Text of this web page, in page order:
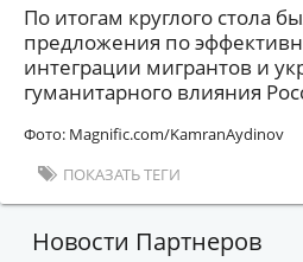
По итогам круглого стола
предложения по
интеграции мигрантов и
гуманитарного влияния
Фото: Magnific.com/KamranAydinov
ПОКАЗАТЬ ТЕГИ
Новости Партнеров